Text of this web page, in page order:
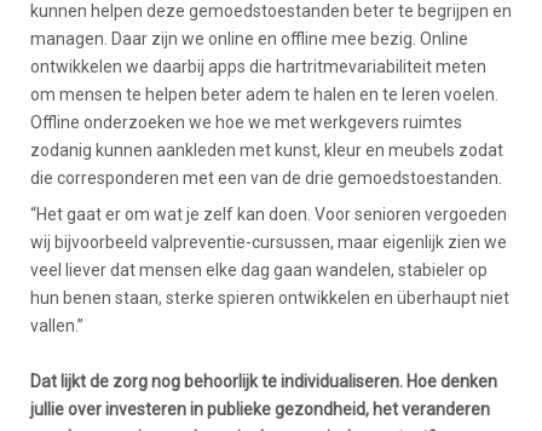
kunnen helpen deze gemoedstoestanden beter te begrijpen en
managen. Daar zijn we online en offline mee bezig. Online
ontwikkelen we daarbij apps die hartritmevariabiliteit meten
om mensen te helpen beter adem te halen en te leren voelen.
Offline onderzoeken we hoe we met werkgevers ruimtes
zodanig kunnen aankleden met kunst, kleur en meubels zodat
die corresponderen met een van de drie gemoedstoestanden.
“Het gaat er om wat je zelf kan doen. Voor senioren vergoeden
wij bijvoorbeeld valpreventie-cursussen, maar eigenlijk zien we
veel liever dat mensen elke dag gaan wandelen, stabieler op
hun benen staan, sterke spieren ontwikkelen en überhaupt niet
vallen.”
Dat lijkt de zorg nog behoorlijk te individualiseren. Hoe denken
jullie over investeren in publieke gezondheid, het veranderen